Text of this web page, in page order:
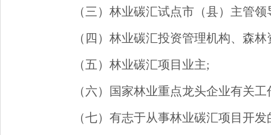
（三）林业碳汇试点市（县）主管
（四）林业碳汇投资管理机构、森
（五）林业碳汇项目业主;
（六）国家林业重点龙头企业有关
（七）有志于从事林业碳汇项目开